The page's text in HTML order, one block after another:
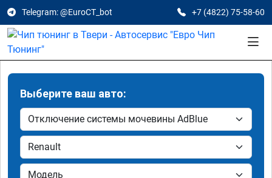
Telegram: @EuroCT_bot +7 (4822) 75-58-60
Выберите ваш авто: